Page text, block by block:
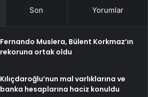
Son Yorumlar
Fernando Muslera, Bülent Korkmaz’ın
rekoruna ortak oldu
Kılıçdaroğlu’nun mal varlıklarına ve
banka hesaplarına haciz konuldu